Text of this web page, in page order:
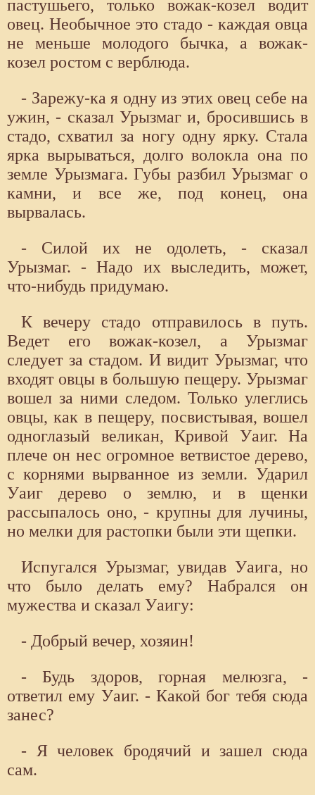
пастушьего, только вожак-козел водит
овец. Необычное это стадо - каждая овца
не меньше молодого бычка, а вожак-
козел ростом с верблюда.
- Зарежу-ка я одну из этих овец себе на
ужин, - сказал Урызмаг и, бросившись в
стадо, схватил за ногу одну ярку. Стала
ярка вырываться, долго волокла она по
земле Урызмага. Губы разбил Урызмаг о
камни, и все же, под конец, она
вырвалась.
- Силой их не одолеть, - сказал
Урызмаг. - Надо их выследить, может,
что-нибудь придумаю.
К вечеру стадо отправилось в путь.
Ведет его вожак-козел, а Урызмаг
следует за стадом. И видит Урызмаг, что
входят овцы в большую пещеру. Урызмаг
вошел за ними следом. Только улеглись
овцы, как в пещеру, посвистывая, вошел
одноглазый великан, Кривой Уаиг. На
плече он нес огромное ветвистое дерево,
с корнями вырванное из земли. Ударил
Уаиг дерево о землю, и в щенки
рассыпалось оно, - крупны для лучины,
но мелки для растопки были эти щепки.
Испугался Урызмаг, увидав Уаига, но
что было делать ему? Набрался он
мужества и сказал Уаигу:
- Добрый вечер, хозяин!
- Будь здоров, горная мелюзга, -
ответил ему Уаиг. - Какой бог тебя сюда
занес?
- Я человек бродячий и зашел сюда
сам.